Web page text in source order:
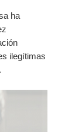
ha
ilegítimas